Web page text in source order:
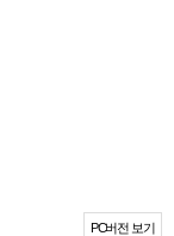
PC버전 보기